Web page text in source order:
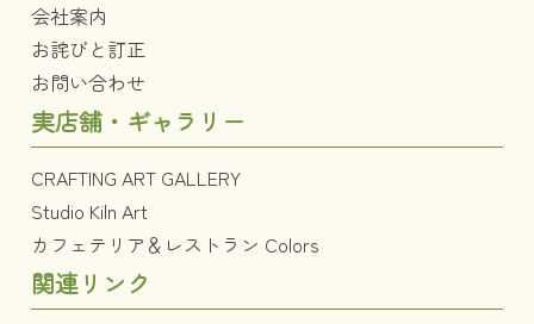
会社案内
お詫びと訂正
お問い合わせ
実店舗・ギャラリー
CRAFTING ART GALLERY
Studio Kiln Art
カフェテリア＆レストラン Colors
関連リンク